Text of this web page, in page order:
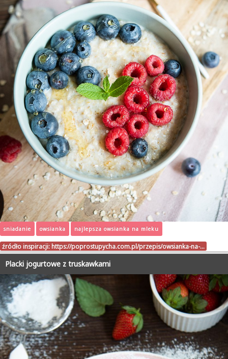
sniadanie owsianka najlepsza owsianka na mleku
źródło inspiracji: https://poprostupycha.com.pl/przepis/owsianka-na-…
Placki jogurtowe z truskawkami